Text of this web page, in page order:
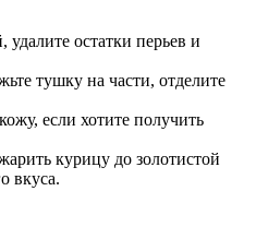
остатки перьев и
тушку на части, отделите
если хотите получить
курицу до золотистой
вкуса.